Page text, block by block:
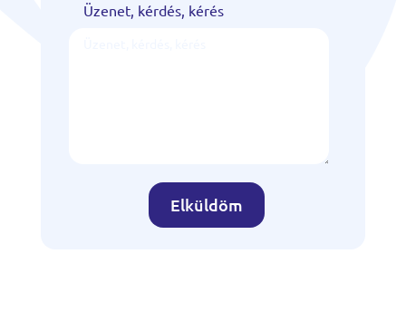
Üzenet, kérdés, kérés
Elküldöm